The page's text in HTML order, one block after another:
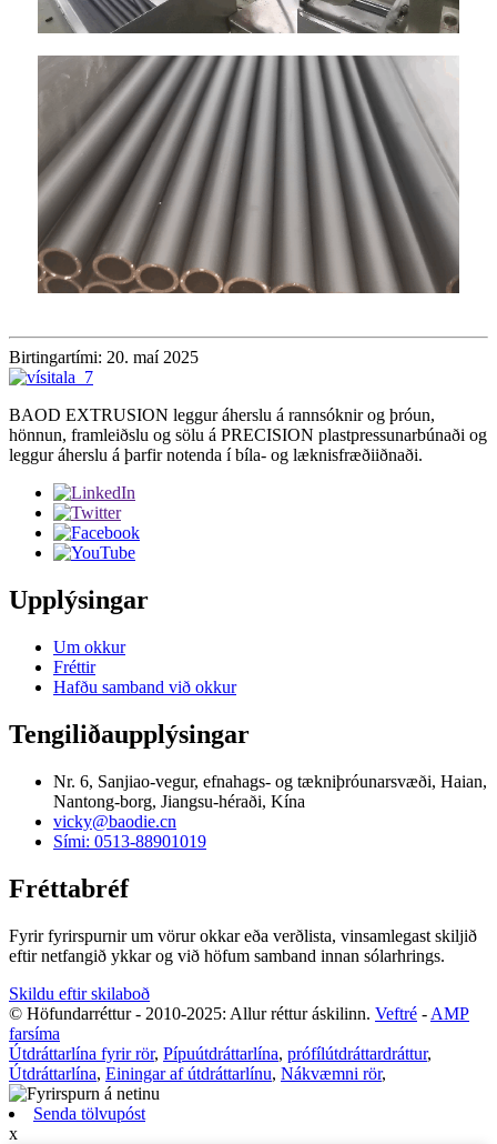
Birtingartími: 20. maí 2025
BAOD EXTRUSION leggur áherslu á rannsóknir og þróun,
hönnun, framleiðslu og sölu á PRECISION plastpressunarbúnaði og
leggur áherslu á þarfir notenda í bíla- og læknisfræðiiðnaði.
Upplýsingar
Um okkur
Fréttir
Hafðu samband við okkur
Tengiliðaupplýsingar
Nr. 6, Sanjiao-vegur, efnahags- og tækniþróunarsvæði, Haian,
Nantong-borg, Jiangsu-héraði, Kína
vicky@baodie.cn
Sími: 0513-88901019
Fréttabréf
Fyrir fyrirspurnir um vörur okkar eða verðlista, vinsamlegast skiljið
eftir netfangið ykkar og við höfum samband innan sólarhrings.
Skildu eftir skilaboð
© Höfundarréttur - 2010-2025: Allur réttur áskilinn. Veftré - AMP
farsíma
Útdráttarlína fyrir rör, Pípuútdráttarlína, prófílútdráttardráttur,
Útdráttarlína, Einingar af útdráttarlínu, Nákvæmni rör,
Senda tölvupóst
x